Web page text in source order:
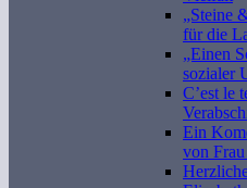
„Steine
für die
„Einen
sozialer
C’est le
Ein
von